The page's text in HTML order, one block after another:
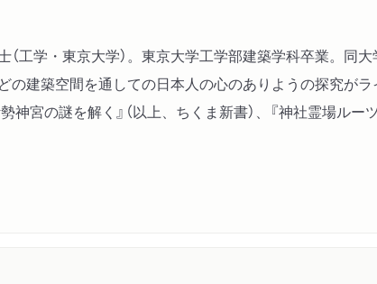
工学・東京大学）。東京大学工学部建築学科卒業。同
建築空間を通しての日本人の心のありようの探究が
宮の謎を解く』（以上、ちくま新書）、『神社霊場ルー